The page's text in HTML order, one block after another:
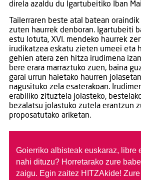
direla azaldu du Igartubeitiko Iban
Tailerraren beste atal batean
zuten haurrek denboran. Igartubeiti
estu lotuta, XVI. mendeko haurrek
irudikatzea eskatu zieten umeei eta
gehien atera zen hitza irudimena
bere erara marraztuko zuen, baina
garai urrun haietako haurren
nagusituko zela esaterakoan.
erabiliko zituztela jolasteko,
bezalatsu jolastuko zutela erantzun
proposatutako ariketan.
Goierriko albisteak euskaraz, libre
nahi dituzu? Horretarako zure
zaigu. Egin zaitez HITZAkide!